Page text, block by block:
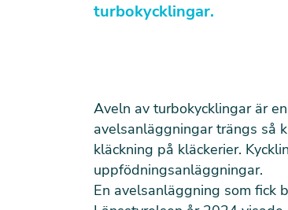
turbokycklingar.
Aveln av turbokycklingar är
avelsanläggningar trängs så
kläckning på kläckerier.
uppfödningsanläggningar.
En avelsanläggning som fick